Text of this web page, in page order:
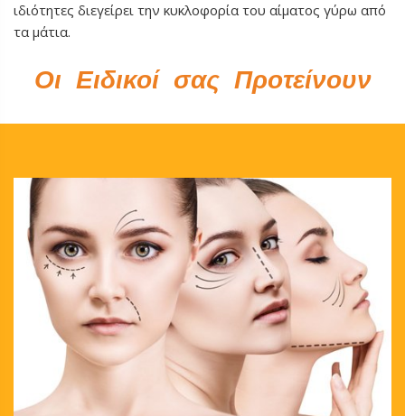
ιδιότητες διεγείρει την κυκλοφορία του αίματος γύρω από
τα μάτια.
Οι Ειδικοί σας Προτείνουν